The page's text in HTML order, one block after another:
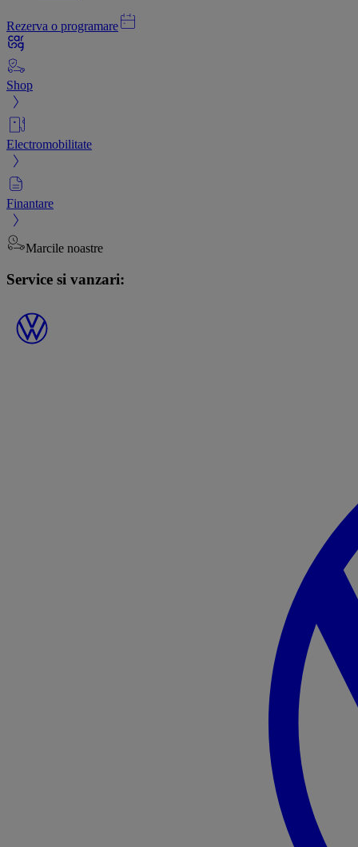
Rezerva o programare
Shop
Electromobilitate
Finantare
Marcile noastre
Service si vanzari: